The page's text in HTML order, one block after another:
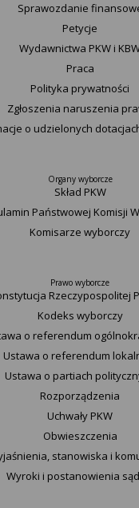
Sprawozdanie
Petycje
Wydawnictwa PKW i
Praca
Polityka prywatności
Zgłoszenia naruszenia
o udzielonych
Organy wyborcze
Skład PKW
Państwowej Komisji
Komisarze wyborczy
Prawo wyborcze
Rzeczypospolitej
Kodeks wyborczy
o referendum
Ustawa o referendum
Ustawa o partiach
Rozporządzenia
Uchwały PKW
Obwieszczenia
stanowiska i
Wyroki i postanowienia